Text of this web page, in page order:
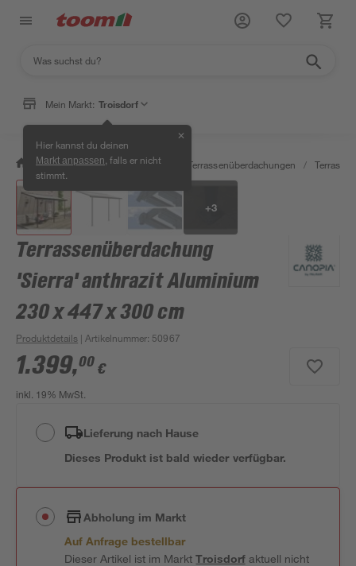
Mein Markt: Troisdorf
Hier kannst du deinen
Markt anpassen , falls er nicht
stimmt.
✕
/ Garten & Freizeit / Carports & Terrassenüberdachungen /
+3
Terrassenüberdachung
'Sierra' anthrazit Aluminium
230 x 447 x 300 cm
Produktdetails | Artikelnummer: 50967
1.399,00 €
inkl. 19% MwSt.
Lieferung nach Hause
Dieses Produkt ist bald wieder verfügbar.
Abholung im Markt
Auf Anfrage bestellbar
Dieser Artikel ist im MarktTroisdorfaktuell nicht